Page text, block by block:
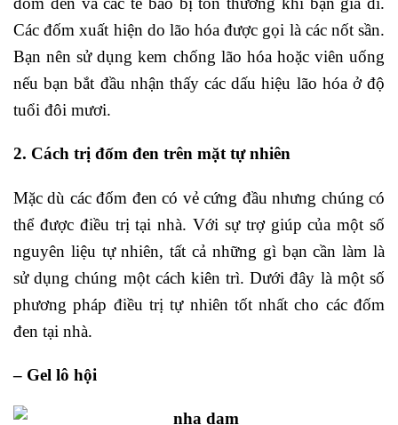
Các đốm xuất hiện do lão hóa được gọi là các nốt sần.
Bạn nên sử dụng kem chống lão hóa hoặc viên uống
nếu bạn bắt đầu nhận thấy các dấu hiệu lão hóa ở độ
tuổi đôi mươi.
2. Cách trị đốm đen trên mặt tự nhiên
Mặc dù các đốm đen có vẻ cứng đầu nhưng chúng có
thể được điều trị tại nhà. Với sự trợ giúp của một số
nguyên liệu tự nhiên, tất cả những gì bạn cần làm là
sử dụng chúng một cách kiên trì. Dưới đây là một số
phương pháp điều trị tự nhiên tốt nhất cho các đốm
đen tại nhà.
– Gel lô hội